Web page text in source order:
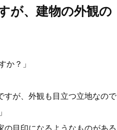
が、建物の外観の
か？」
すが、外観も目立つ立地なので
目印になるようなものがある